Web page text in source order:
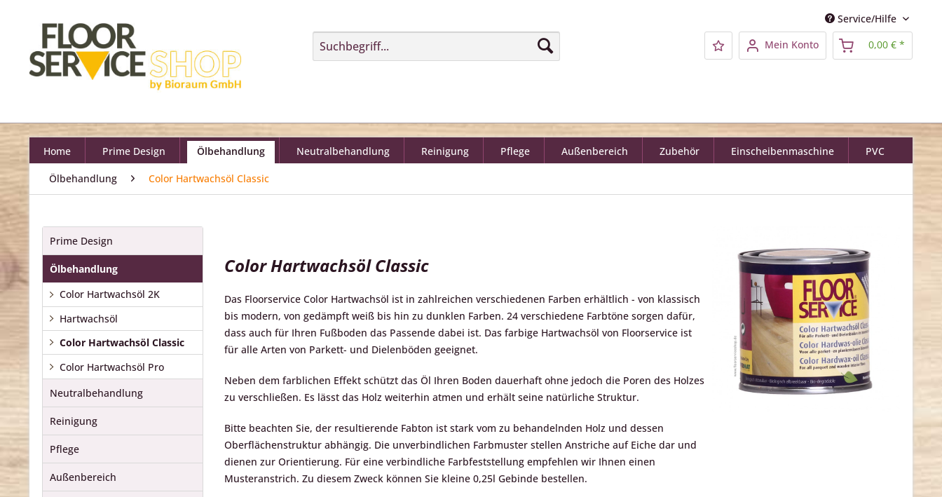
Service/Hilfe
Mein Konto
0,00 € *
Home Prime Design Ölbehandlung Neutralbehandlung Reinigung Pflege Außenbereich Zubehör Einscheibenmaschine PVC
Ölbehandlung Color Hartwachsöl Classic
Prime Design
Ölbehandlung
Color Hartwachsöl 2K
Hartwachsöl
Color Hartwachsöl Classic
Color Hartwachsöl Pro
Neutralbehandlung
Reinigung
Pflege
Außenbereich
Color Hartwachsöl Classic
Das Floorservice Color Hartwachsöl ist in zahlreichen verschiedenen Farben erhältlich - von klassisch
bis modern, von gedämpft weiß bis hin zu dunklen Farben. 24 verschiedene Farbtöne sorgen dafür,
dass auch für Ihren Fußboden das Passende dabei ist. Das farbige Hartwachsöl von Floorservice ist
für alle Arten von Parkett- und Dielenböden geeignet.
Neben dem farblichen Effekt schützt das Öl Ihren Boden dauerhaft ohne jedoch die Poren des Holzes
zu verschließen. Es lässt das Holz weiterhin atmen und erhält seine natürliche Struktur.
Bitte beachten Sie, der resultierende Fabton ist stark vom zu behandelnden Holz und dessen
Oberflächenstruktur abhängig. Die unverbindlichen Farbmuster stellen Anstriche auf Eiche dar und
dienen zur Orientierung. Für eine verbindliche Farbfeststellung empfehlen wir Ihnen einen
Musteranstrich. Zu diesem Zweck können Sie kleine 0,25l Gebinde bestellen.